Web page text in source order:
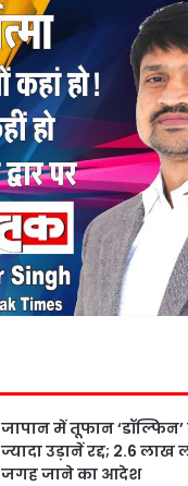
जापान में तूफान
ज्यादा उड़ानें रद्द; 2.6 लाख
जगह जाने का आदेश